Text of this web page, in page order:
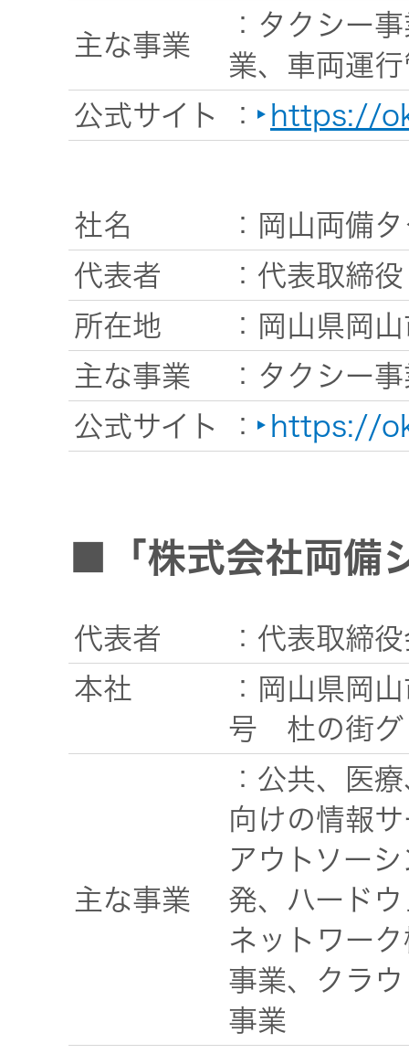
主な事業
：タクシー
業、車両運
公式サイト
： https://
社名
：岡山両備
代表者
：代表取締
所在地
：岡山県岡
主な事業
：タクシー
公式サイト
： https://
■「株式会社両備
代表者
：代表取締
本社
：岡山県岡
号 杜の街グ
主な事業
：公共、医
向けの情報
アウトソー
発、ハード
ネットワー
事業、クラ
事業